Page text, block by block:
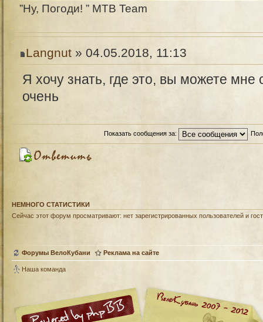
”Ну, Погоди! ” MTB Team
Langnut » 04.05.2018, 11:13
Я хочу знать, где это, вы можете мне
очень
Показать сообщения за:
НЕМНОГО СТАТИСТИКИ
Сейчас этот форум просматривают: нет зарегистрированных пользователей и
Форумы ВелоКубани Реклама на сайте
Наша команда